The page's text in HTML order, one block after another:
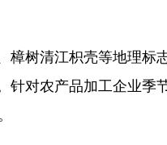
树清江枳壳等地理标
对农产品加工企业季